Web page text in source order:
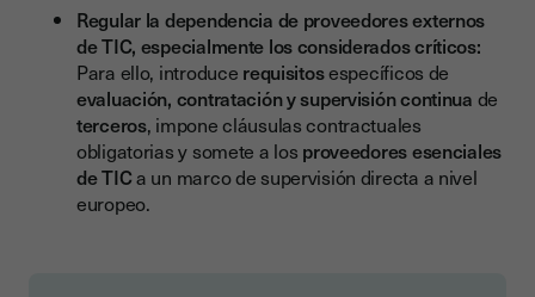
Regular la dependencia de proveedores externos
de TIC, especialmente los considerados críticos:
Para ello, introduce requisitosespecíficos de
evaluación, contratación y supervisión continua de
terceros, impone cláusulas contractuales
obligatorias y somete a los proveedores esenciales
de TICa un marco de supervisión directa a nivel
europeo.